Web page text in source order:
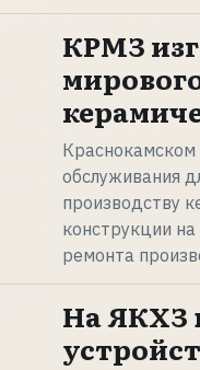
КРМЗ
обслуживания
производству
конструкции
ремонта
На ЯКХЗ